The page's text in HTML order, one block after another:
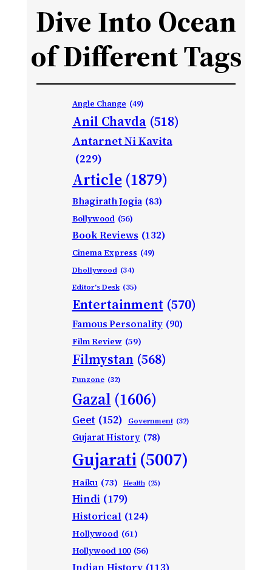
Dive Into Ocean
of Different Tags
Angle Change (49)
Anil Chavda (518)
Antarnet Ni Kavita
(229)
Article (1879)
Bhagirath Jogia (83)
Bollywood (56)
Book Reviews (132)
Cinema Express (49)
Dhollywood (34)
Editor's Desk (35)
Entertainment (570)
Famous Personality (90)
Film Review (59)
Filmystan (568)
Funzone (32)
Gazal (1606)
Geet (152) Government (32)
Gujarat History (78)
Gujarati(5007)
Haiku (73) Health (25)
Hindi (179)
Historical (124)
Hollywood (61)
Hollywood 100 (56)
Indian History (113)